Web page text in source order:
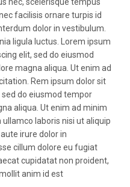
facilisis ornare turpis id
dolor in vestibulum.
ligula luctus. Lorem ipsum
elit, sed do eiusmod
magna aliqua. Ut enim ad
Rem ipsum dolor sit
do eiusmod tempor
aliqua. Ut enim ad minim
laboris nisi ut aliquip
irure dolor in
cillum dolore eu fugiat
cupidatat non proident,
anim id est